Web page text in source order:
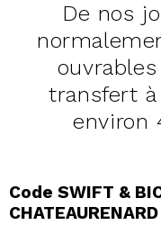
De nos
transfert à
environ
Code SWIFT &
CHATEAURENARD